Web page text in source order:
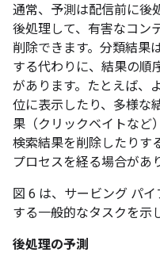
通常、予測は配信前に後
後処理して、有害なコン
削除できます。分類結果
する代わりに、結果の順
があります。たとえば、
位に表示したり、多様な
果（クリックベイトなど
検索結果を削除したりす
プロセスを経る場合があ
図 6 は、サービング パ
する一般的なタスクを示
後処理の予測